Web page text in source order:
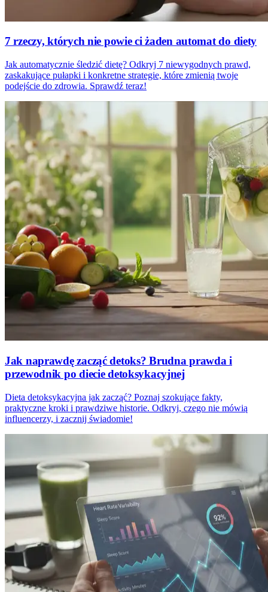
7 rzeczy, których nie powie ci żaden automat do diety
Jak automatycznie śledzić dietę? Odkryj 7 niewygodnych prawd,
zaskakujące pułapki i konkretne strategie, które zmienią twoje
podejście do zdrowia. Sprawdź teraz!
Jak naprawdę zacząć detoks? Brudna prawda i
przewodnik po diecie detoksykacyjnej
Dieta detoksykacyjna jak zacząć? Poznaj szokujące fakty,
praktyczne kroki i prawdziwe historie. Odkryj, czego nie mówią
influencerzy, i zacznij świadomie!